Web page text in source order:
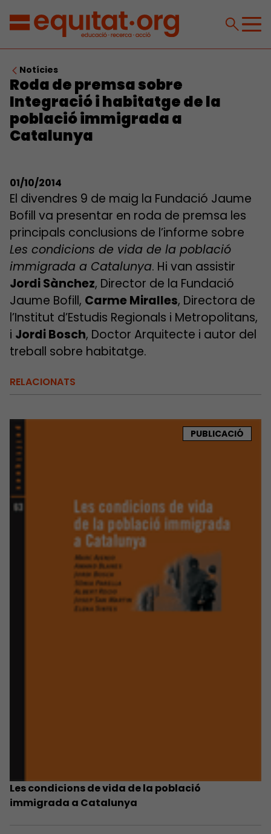
Notícies
Roda de premsa sobre
Integració i habitatge de la
població immigrada a
Catalunya
01/10/2014
El divendres 9 de maig la Fundació Jaume
Bofill va presentar en roda de premsa les
principals conclusions de l’informe sobre
Les condicions de vida de la població
immigrada a Catalunya. Hi van assistir
Jordi Sànchez, Director de la Fundació
Jaume Bofill, Carme Miralles, Directora de
l’Institut d’Estudis Regionals i Metropolitans,
i Jordi Bosch, Doctor Arquitecte i autor del
treball sobre habitatge.
RELACIONATS
PUBLICACIÓ
Les condicions de vida de la població
immigrada a Catalunya